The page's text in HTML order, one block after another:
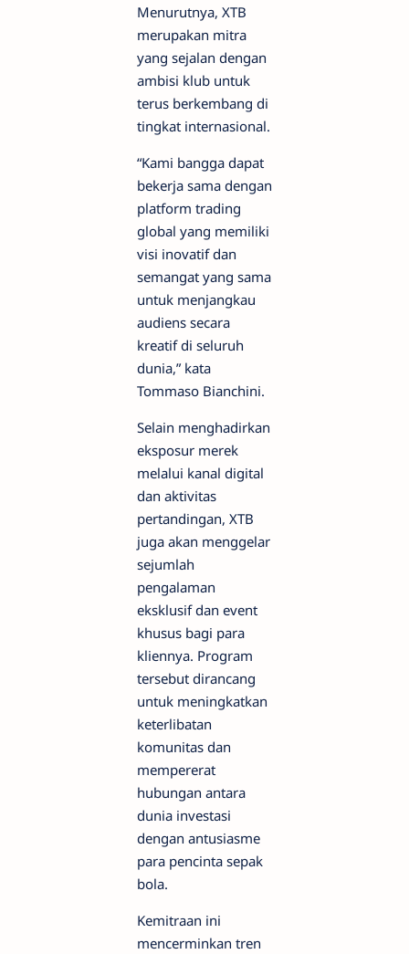
Menurutnya, XTB
merupakan mitra
yang sejalan dengan
ambisi klub untuk
terus berkembang di
tingkat internasional.
“Kami bangga dapat
bekerja sama dengan
platform trading
global yang memiliki
visi inovatif dan
semangat yang sama
untuk menjangkau
audiens secara
kreatif di seluruh
dunia,” kata
Tommaso Bianchini.
Selain menghadirkan
eksposur merek
melalui kanal digital
dan aktivitas
pertandingan, XTB
juga akan menggelar
sejumlah
pengalaman
eksklusif dan event
khusus bagi para
kliennya. Program
tersebut dirancang
untuk meningkatkan
keterlibatan
komunitas dan
mempererat
hubungan antara
dunia investasi
dengan antusiasme
para pencinta sepak
bola.
Kemitraan ini
mencerminkan tren